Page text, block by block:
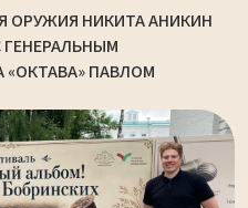
ОРУЖИЯ НИКИТА АНИКИН
ГЕНЕРАЛЬНЫМ
ПАВЛОМ